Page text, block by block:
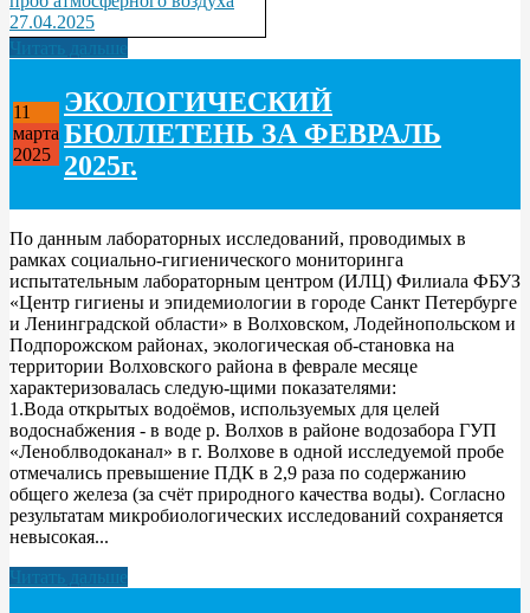
27.04.2025
Читать дальше
11
марта
2025
ЭКОЛОГИЧЕСКИЙ
БЮЛЛЕТЕНЬ ЗА ФЕВРАЛЬ
2025г.
По данным лабораторных исследований, проводимых в
рамках социально-гигиенического мониторинга
испытательным лабораторным центром (ИЛЦ) Филиала ФБУЗ
«Центр гигиены и эпидемиологии в городе Санкт Петербурге
и Ленинградской области» в Волховском, Лодейнопольском и
Подпорожском районах, экологическая об-становка на
территории Волховского района в феврале месяце
характеризовалась следую-щими показателями:
1.Вода открытых водоёмов, используемых для целей
водоснабжения - в воде р. Волхов в районе водозабора ГУП
«Леноблводоканал» в г. Волхове в одной исследуемой пробе
отмечались превышение ПДК в 2,9 раза по содержанию
общего железа (за счёт природного качества воды). Согласно
результатам микробиологических исследований сохраняется
невысокая...
Читать дальше